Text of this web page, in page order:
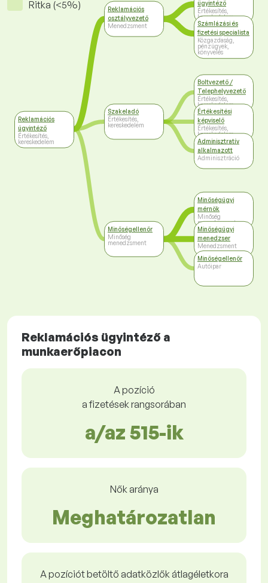
Ritka (<5%)
Reklamációs
ügyintéző
Értékesítés,
kereskedelem
Reklamációs
osztályvezető
Menedzsment
Szakeladó
Értékesítés,
kereskedelem
Minőségellenőr
Minőség
menedzsment
ügyintéző
Értékesítés,
kereskedelem
Számlázási és
fizetési specialista
Közgazdaság,
pénzügyek,
könyvelés
Boltvezető /
Telephelyvezető
Értékesítés,
kereskedelem
Értékesítési
képviselő
Értékesítés,
kereskedelem
Adminisztratív
alkalmazott
Adminisztráció
Minőségügyi
mérnök
Minőség
menedzsment
Minőségügyi
menedzser
Menedzsment
Minőségellenőr
Autóipar
Reklamációs ügyintéző a
munkaerőpiacon
A pozíció
a fizetések rangsorában
a/az 515-ik
Nők aránya
Meghatározatlan
A pozíciót betöltő adatközlők átlagéletkora